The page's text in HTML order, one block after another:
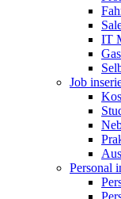
IT
Job
Personal